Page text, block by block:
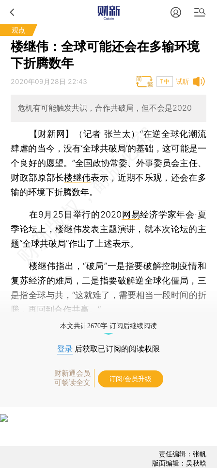
观点
楼继伟：全球可能还会在多输环境
下折腾数年
试听
2020年09月28日 22:43 T中
危机有可能触发共识，合作共破局，但不会是2020
【财新网】（记者 张兰太）“在逆全球化潮流
肆虐的当今，没有‘全球共破局’的基础，这可能是一
个良好的愿望。”全国政协常委、外事委员会主任、
财政部原部长楼继伟表示，近期不乐观，还会在多
输的环境下折腾数年。
在9月25日举行的2020 网易经济学家年会·夏
季论坛上，楼继伟发表主题演讲，就本次论坛的主
题“全球共破局”作出了上述表示。
楼继伟指出，“破局”一是指要破解控制疫情和
复苏经济的难局，二是指要破解逆全球化僵局，三
是指全球与共，“这就难了，需要相当一段时间的折
腾，再回到合作共赢。”
本文共计2670字 订阅后继续阅读
登录 后获取已订阅的阅读权限
财新通会员
可畅读全文
订阅/会员升级
责任编辑：张帆
版面编辑：吴秋晗